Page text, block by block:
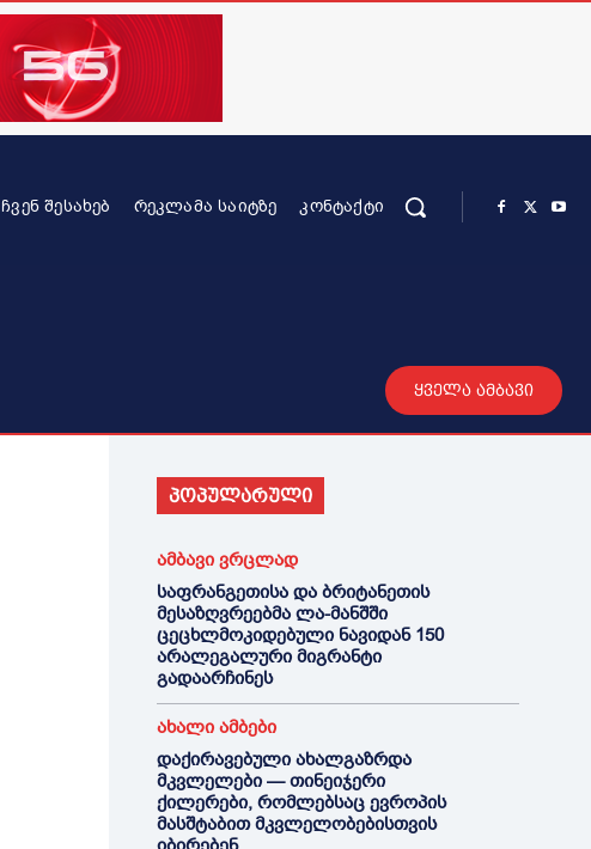
ᲩᲕᲔᲜ ᲨᲔᲡᲐᲮᲔᲑ ᲠᲔᲙᲚᲐᲛᲐ ᲡᲐᲘᲢᲖᲔ ᲙᲝᲜᲢᲐᲥᲢᲘ
ყველა ამბავი
პოპულარული
ამბავი ვრცლად
საფრანგეთისა და ბრიტანეთის
მესაზღვრეებმა ლა-მანშში
ცეცხლმოკიდებული ნავიდან 150
არალეგალური მიგრანტი
გადაარჩინეს
ახალი ამბები
დაქირავებული ახალგაზრდა
მკვლელები — თინეიჯერი
ქილერები, რომლებსაც ევროპის
მასშტაბით მკვლელობებისთვის